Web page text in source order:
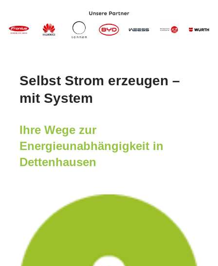
Selbst Strom erzeugen –
mit System
Ihre Wege zur
Energieunabhängigkeit in
Dettenhausen